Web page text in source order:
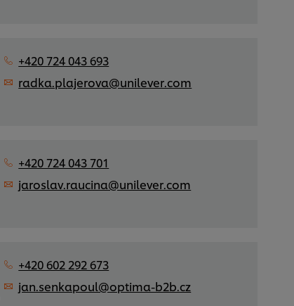
+420 724 043 693
radka.plajerova@unilever.com
+420 724 043 701
jaroslav.raucina@unilever.com
+420 602 292 673
jan.senkapoul@optima-b2b.cz